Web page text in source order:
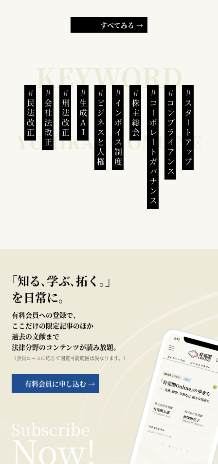
すべてみる →
民法改正 会社法改正 刑法改正 生成AI ビジネスと人権インボイス制度 株主総会 コーポレートガバナンスコンプライアンススタートアップ
｢知る､学ぶ､拓く｡｣
を日常に。
有料会員への登録で、
ここだけの限定記事のほか
過去の文献まで
法律分野のコンテンツが読み放題。
（会員コースに応じて閲覧可能範囲は異なります。）
有料会員に申し込む →